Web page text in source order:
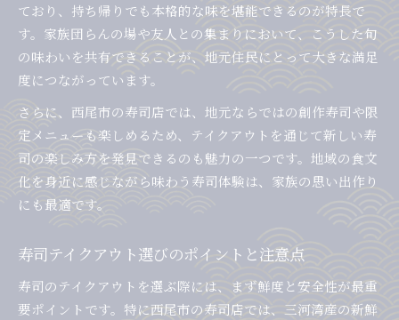
ており、持ち帰りでも本格的な味を堪能できるのが特長で
す。家族団らんの場や友人との集まりにおいて、こうした旬
の味わいを共有できることが、地元住民にとって大きな満足
度につながっています。
さらに、西尾市の寿司店では、地元ならではの創作寿司や限
定メニューも楽しめるため、テイクアウトを通じて新しい寿
司の楽しみ方を発見できるのも魅力の一つです。地域の食文
化を身近に感じながら味わう寿司体験は、家族の思い出作り
にも最適です。
寿司テイクアウト選びのポイントと注意点
寿司のテイクアウトを選ぶ際には、まず鮮度と安全性が最重
要ポイントです。特に西尾市の寿司店では、三河湾産の新鮮